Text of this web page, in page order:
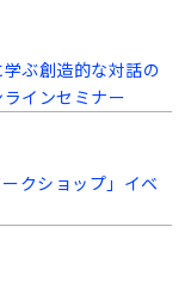
ぶ創造的な対話の
インセミナー
クショップ」イベ